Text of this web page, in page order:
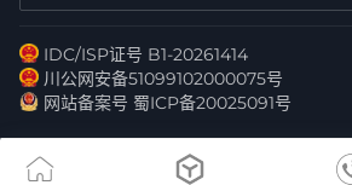
IDC/ISP证号 B1-20261414
川公网安备51099102000075号
网站备案号 蜀ICP备20025091号